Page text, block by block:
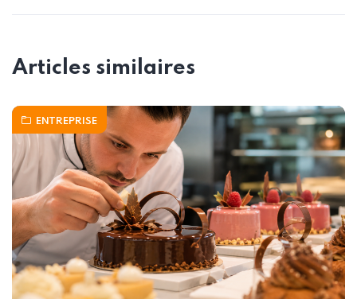
Articles similaires
ENTREPRISE